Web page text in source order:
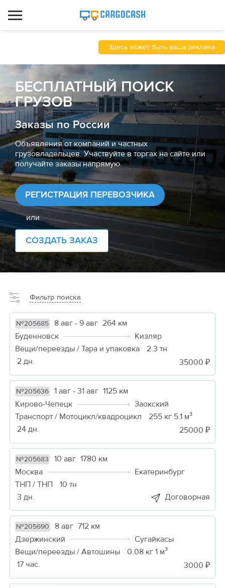
Здесь может быть ваша реклама
БЕСПЛАТНЫЙ ПОИСК
ГРУЗОВ
Заказы по России
Объявления от компаний и частных
грузовладельцев. Участвуйте в торгах на сайте или
получайте заказы напрямую.
РЕГИСТРАЦИЯ ПЕРЕВОЗЧИКА
или
СОЗДАТЬ ЗАКАЗ
Фильтр поиска
№205685 8 авг - 9 авг 264 км
Буденновск
Кизляр
Вещи/переезды / Тара и упаковка
2.3 тн
2 дн.
35000 ₽
№205636 1 авг - 31 авг 1125 км
Кирово-Чепецк
Заокский
Транспорт / Мотоцикл/квадроцикл
255 кг 5.1 м³
24 дн.
25000 ₽
№205683 10 авг 1780 км
Москва
Екатеринбург
ТНП / ТНП
10 тн
3 дн.
Договорная
№205690 8 авг 712 км
Дзержинский
Сугайкасы
Вещи/переезды / Автошины
0.08 кг 1 м³
17 час.
3000 ₽